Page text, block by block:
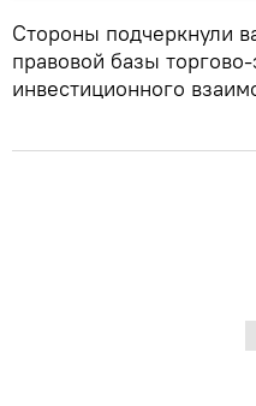
Стороны подчеркнули
правовой базы
инвестиционного